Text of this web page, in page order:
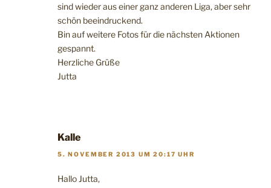
sind wieder aus einer ganz anderen Liga, aber sehr
schön beeindruckend.
Bin auf weitere Fotos für die nächsten Aktionen
gespannt.
Herzliche Grüße
Jutta
Kalle
5. NOVEMBER 2013 UM 20:17 UHR
Hallo Jutta,